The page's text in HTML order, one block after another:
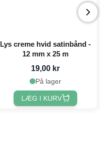
Lys creme hvid satinbånd -
12 mm x 25 m
19,00 kr
På lager
LÆG I KURV